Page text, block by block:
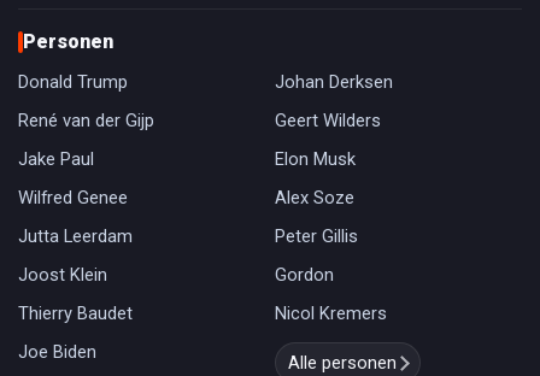
Personen
Donald Trump
Johan Derksen
René van der Gijp
Geert Wilders
Jake Paul
Elon Musk
Wilfred Genee
Alex Soze
Jutta Leerdam
Peter Gillis
Joost Klein
Gordon
Thierry Baudet
Nicol Kremers
Joe Biden
Alle personen